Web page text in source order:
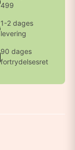
499
1-2 dages
levering
90 dages
fortrydelsesret